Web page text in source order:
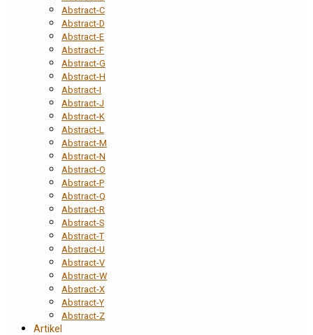
Abstract-C
Abstract-D
Abstract-E
Abstract-F
Abstract-G
Abstract-H
Abstract-I
Abstract-J
Abstract-K
Abstract-L
Abstract-M
Abstract-N
Abstract-O
Abstract-P
Abstract-Q
Abstract-R
Abstract-S
Abstract-T
Abstract-U
Abstract-V
Abstract-W
Abstract-X
Abstract-Y
Abstract-Z
Artikel